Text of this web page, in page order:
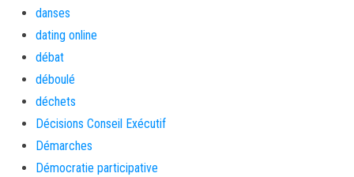
danses
dating online
débat
déboulé
déchets
Décisions Conseil Exécutif
Démarches
Démocratie participative